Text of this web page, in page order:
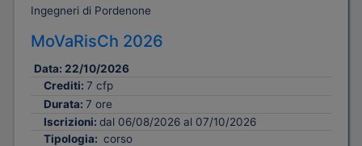
Ingegneri di Pordenone
MoVaRisCh 2026
Data: 22/10/2026
Crediti: 7 cfp
Durata: 7 ore
Iscrizioni: dal 06/08/2026 al 07/10/2026
Tipologia: corso